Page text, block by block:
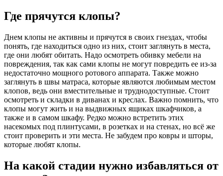
Где прячутся клопы?
Днем клопы не активны и прячутся в своих гнездах, чтобы
понять, где находиться одно из них, стоит заглянуть в места,
где они любят обитать. Надо осмотреть обивку мебели на
повреждения, так как сами клопы не могут повредить ее из-за
недостаточно мощного ротового аппарата. Также можно
заглянуть в швы матраса, которые являются любимым местом
клопов, ведь они вместительные и труднодоступные. Стоит
осмотреть и складки в диванах и креслах. Важно помнить, что
клопы могут жить и на выдвижных ящиках шкафчиков, а
также и в самом шкафу. Редко можно встретить этих
насекомых под плинтусами, в розетках и на стенах, но всё же
стоит проверить и эти места. Не забудем про ковры и шторы,
которые любят клопы.
На какой стадии нужно избавляться от